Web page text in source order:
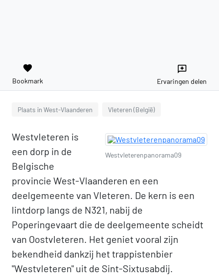
favorite
Bookmark
reviews
Ervaringen delen
Plaats in West-Vlaanderen Vleteren (België)
Westvleterenpanorama09
Westvleteren is
een dorp in de
Belgische
provincie West-Vlaanderen en een
deelgemeente van Vleteren. De kern is een
lintdorp langs de N321, nabij de
Poperingevaart die de deelgemeente scheidt
van Oostvleteren. Het geniet vooral zijn
bekendheid dankzij het trappistenbier
"Westvleteren" uit de Sint-Sixtusabdij.